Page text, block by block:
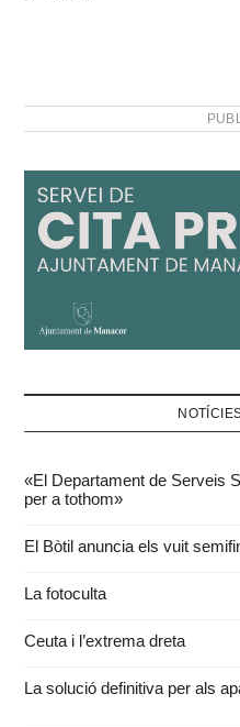
«El Departament de Serveis
per a tothom»
El Bòtil anuncia els vuit
La fotoculta
Ceuta i l’extrema dreta
La solució definitiva per als